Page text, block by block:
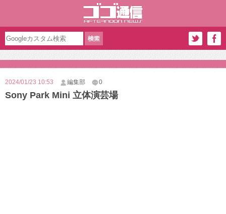
2024/01/23 10:53 編集部 0
Sony Park Mini 立体演芸場